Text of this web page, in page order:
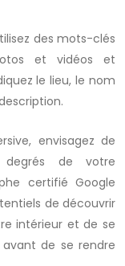
des mots-clés
et vidéos et
le lieu, le nom
envisagez de
de votre
certifié Google
de découvrir
intérieur et de se
de se rendre